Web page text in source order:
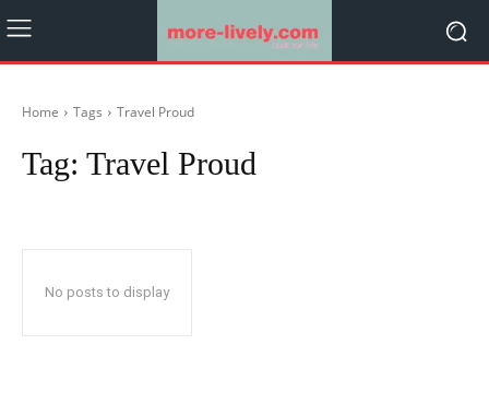
Home Tags Travel Proud
Tag: Travel Proud
No posts to display